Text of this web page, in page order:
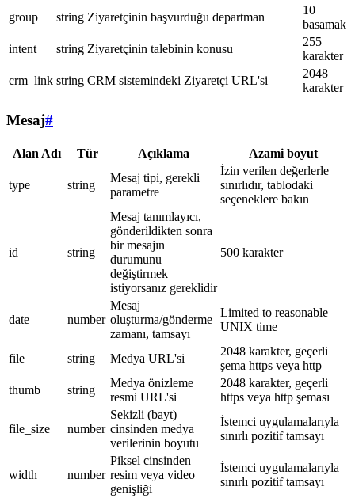
group
string Ziyaretçinin başvurduğu departman
10
basamak
intent
string Ziyaretçinin talebinin konusu
255
karakter
crm_link string CRM sistemindeki Ziyaretçi URL'si
2048
karakter
Mesaj#
Alan Adı Tür Açıklama Azami boyut
type string
Mesaj tipi, gerekli
parametre
İzin verilen değerlerle
sınırlıdır, tablodaki
seçeneklere bakın
id string
Mesaj tanımlayıcı,
gönderildikten sonra
bir mesajın
durumunu
değiştirmek
istiyorsanız gereklidir
500 karakter
date number
Mesaj
oluşturma/gönderme
zamanı, tamsayı
Limited to reasonable
UNIX time
file string Medya URL'si
2048 karakter, geçerli
şema https veya http
thumb
string
Medya önizleme
resmi URL'si
2048 karakter, geçerli
https veya http şeması
file_size number
Sekizli (bayt)
cinsinden medya
verilerinin boyutu
İstemci uygulamalarıyla
sınırlı pozitif tamsayı
width number
Piksel cinsinden
resim veya video
genişliği
İstemci uygulamalarıyla
sınırlı pozitif tamsayı